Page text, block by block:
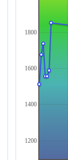
1200
1400
1600
1800